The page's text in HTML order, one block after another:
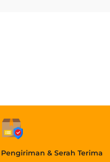
Pengiriman & Serah Terima